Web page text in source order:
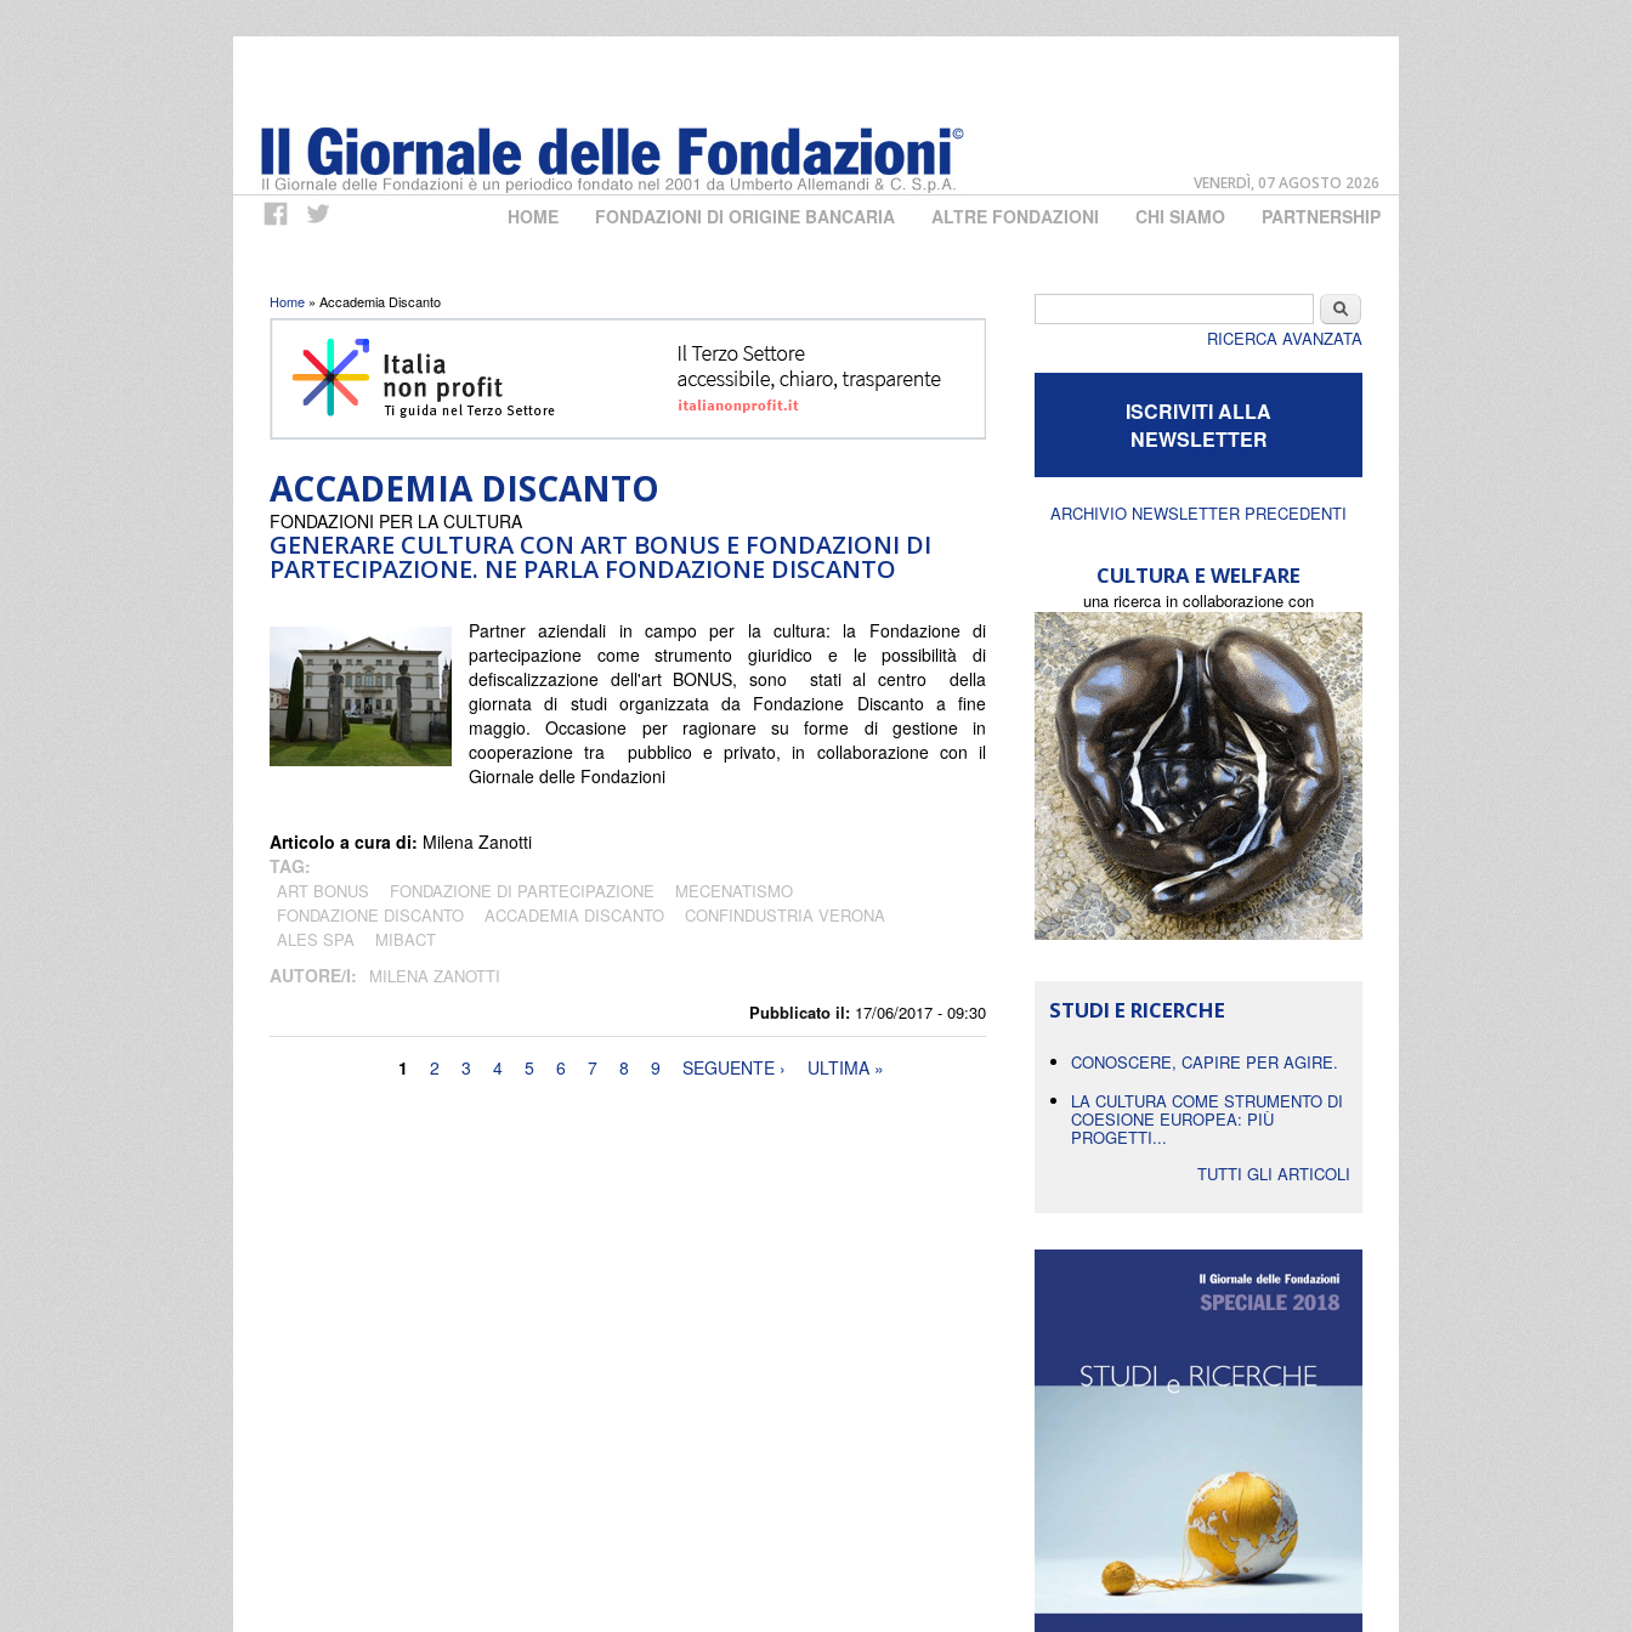
VENERDÌ, 07 AGOSTO 2026
HOME FONDAZIONI DI ORIGINE BANCARIA ALTRE FONDAZIONI CHI SIAMO PARTNERSHIP
Tu sei qui
Home » Accademia Discanto
ACCADEMIA DISCANTO
GENERARE CULTURA CON ART BONUS E FONDAZIONI DI
PARTECIPAZIONE. NE PARLA FONDAZIONE DISCANTO
Pubblicato il: 17/06/2017 - 09:30
FONDAZIONI PER LA CULTURA
Partner aziendali in campo per la cultura: la Fondazione di
partecipazione come strumento giuridico e le possibilità di
defiscalizzazione dell'art BONUS, sono stati al centro della
giornata di studi organizzata da Fondazione Discanto a fine
maggio. Occasione per ragionare su forme di gestione in
cooperazione tra pubblico e privato, in collaborazione con il
Giornale delle Fondazioni
Articolo a cura di: Milena Zanotti
TAG:
ART BONUS FONDAZIONE DI PARTECIPAZIONE
MECENATISMO
FONDAZIONE DISCANTO
ACCADEMIA DISCANTO
CONFINDUSTRIA VERONA
ALES SPA
MIBACT
AUTORE/I: MILENA ZANOTTI
1 2 3 4 5 6 7 8 9 SEGUENTE › ULTIMA »
Cerca
RICERCA AVANZATA
ISCRIVITI ALLA
NEWSLETTER
ARCHIVIO NEWSLETTER PRECEDENTI
CULTURA E WELFARE
una ricerca in collaborazione con
STUDI E RICERCHE
CONOSCERE, CAPIRE PER AGIRE.
LA CULTURA COME STRUMENTO DI
COESIONE EUROPEA: PIÙ
PROGETTI...
TUTTI GLI ARTICOLI